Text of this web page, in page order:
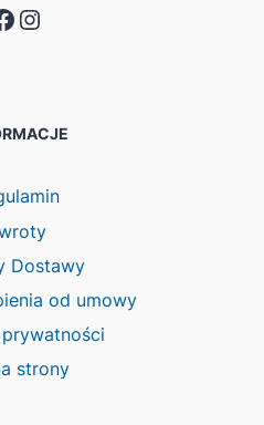
Instagram
Dostawy
od umowy
strony